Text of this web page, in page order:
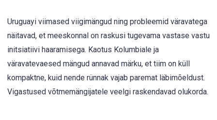
Uruguayi viimased viigimängud ning probleemid väravatega
näitavad, et meeskonnal on raskusi tugevama vastase vastu
initsiatiivi haaramisega. Kaotus Kolumbiale ja
väravatevaesed mängud annavad märku, et tiim on küll
kompaktne, kuid nende rünnak vajab paremat läbimõeldust.
Vigastused võtmemängijatele veelgi raskendavad olukorda.